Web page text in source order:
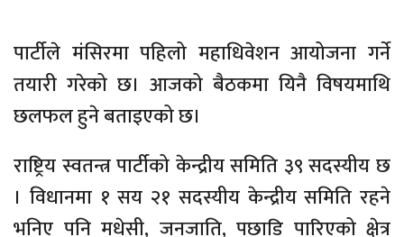
पार्टीले मंसिरमा पहिलो महाधिवेशन आयोजना गर्ने
तयारी गरेको छ। आजको बैठकमा यिनै विषयमाथि
छलफल हुने बताइएको छ।
राष्ट्रिय स्वतन्त्र पार्टीको केन्द्रीय समिति ३९ सदस्यीय छ
। विधानमा १ सय २१ सदस्यीय केन्द्रीय समिति रहने
भनिए पनि मधेसी, जनजाति, पछाडि पारिएको क्षेत्र